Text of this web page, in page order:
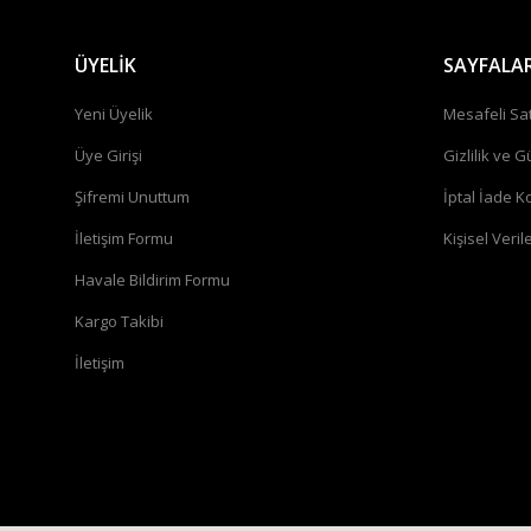
ÜYELİK
Yeni Üyelik
Üye Girişi
Şifremi Unuttum
İletişim Formu
Havale Bildirim Formu
Kargo Takibi
İletişim
Mesafeli
Gizlilik ve
İptal İade
Kişisel